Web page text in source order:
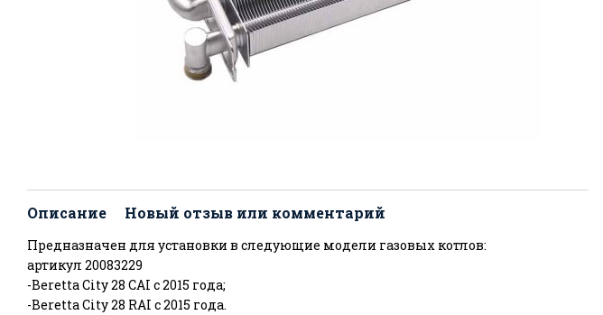
Описание Новый отзыв или комментарий
Предназначен для установки в следующие модели газовых котлов:
артикул 20083229
-Beretta City 28 CAI с 2015 года;
-Beretta City 28 RAI с 2015 года.